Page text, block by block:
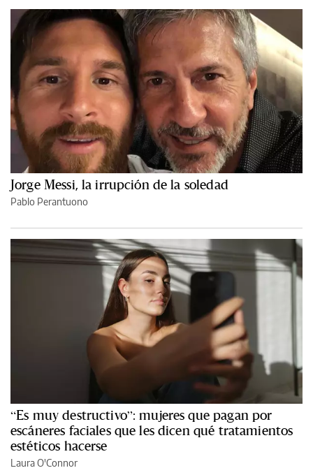
Jorge Messi, la irrupción de la soledad
Pablo Perantuono
“Es muy destructivo”: mujeres que pagan por
escáneres faciales que les dicen qué tratamientos
estéticos hacerse
Laura O'Connor